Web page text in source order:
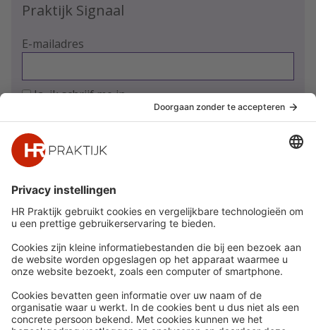
Praktijk Signaal
E-mailadres
Ja, ik schrijf me in
Snel naar
Nieuws
Whitepapers
Webinars
Word lid
Contact
Meer
HR Academy
HR Podcast
CHRO
HR Day